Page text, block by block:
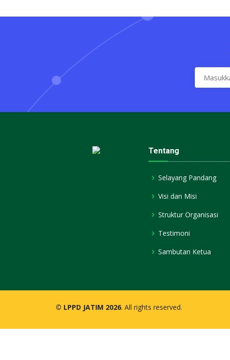
Tentang
Selayang Pandang
Visi dan Misi
Struktur Organisasi
Testimoni
Sambutan Ketua
© LPPD JATIM 2026. All rights reserved.